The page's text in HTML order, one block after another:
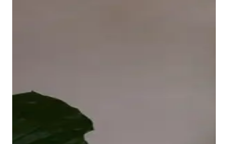
Le vasche da incasso in acrilico Balcoon riprendono
abilmente il gioco di due livelli e presentano due
caratteristiche estetiche di grande impatto: il bordo